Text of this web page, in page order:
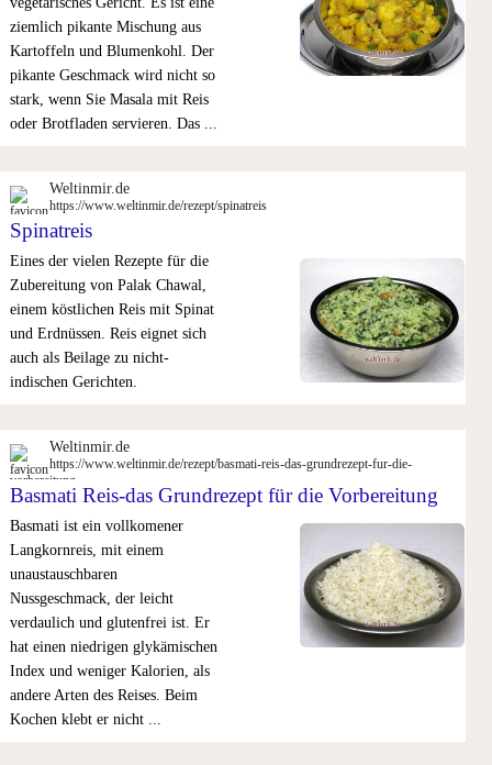
ziemlich pikante Mischung aus
Kartoffeln und Blumenkohl. Der
pikante Geschmack wird nicht so
stark, wenn Sie Masala mit Reis
oder Brotfladen servieren. Das ...
Weltinmir.de
https://www.weltinmir.de/rezept/spinatreis
Spinatreis
Eines der vielen Rezepte für die
Zubereitung von Palak Chawal,
einem köstlichen Reis mit Spinat
und Erdnüssen. Reis eignet sich
auch als Beilage zu nicht-
indischen Gerichten.
Weltinmir.de
https://www.weltinmir.de/rezept/basmati-reis-das-grundrezept-fur-die-
vorbereitung
Basmati Reis-das Grundrezept für die Vorbereitung
Basmati ist ein vollkomener
Langkornreis, mit einem
unaustauschbaren
Nussgeschmack, der leicht
verdaulich und glutenfrei ist. Er
hat einen niedrigen glykämischen
Index und weniger Kalorien, als
andere Arten des Reises. Beim
Kochen klebt er nicht ...
Putenwürfel mit Paprika
Reis Basmati in Rezepten
Rum-Kokos-Kugeln mit
Rundkornreis in Rezepten
Safranrisotto
Schweinfleisch mit
Spinatreis
Süßer Reis mit Schokolade
Zitronenreis